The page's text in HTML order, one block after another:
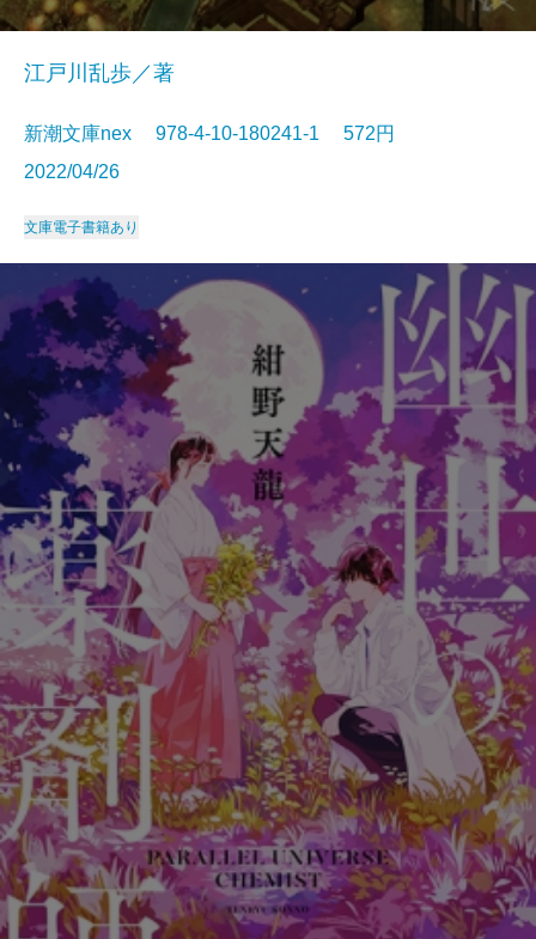
江戸川乱歩／著
新潮文庫nex 978-4-10-180241-1 572円
2022/04/26
文庫電子書籍あり